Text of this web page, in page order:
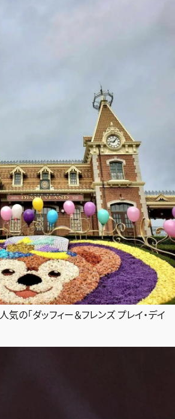
の「ダッフィー＆フレンズ プレイ・デイ